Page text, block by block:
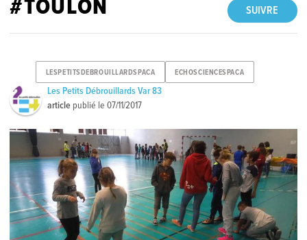
SUIVRE
#TOULON
LESPETITSDEBROUILLARDSPACA ECHOSCIENCESPACA
Les Petits Débrouillards Var 83
article publié le07/11/2017